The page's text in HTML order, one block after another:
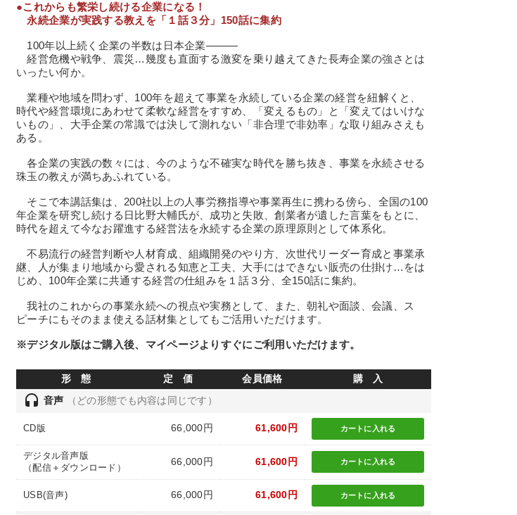
●これからも繁栄し続ける企業になる！
永続企業が実践する教えを「１話３分」150話に集約
100年以上続く企業の半数は日本企業―――
経営危機や戦争、震災…幾度も直面する激変を乗り越えてきた長寿企業の強さとは
いったい何か。
業種や地域を問わず、100年を超えて事業を永続している企業の経営を紐解くと、
時代や経営環境にあわせて柔軟な経営をすすめ、「変えるもの」と「変えてはいけな
いもの」、大手企業の常識では決して測れない「非合理で非効率」な取り組みさえも
ある。
各企業の実践の数々には、今のような不確実な時代を勝ち抜き、事業を永続させる
珠玉の教えが満ちあふれている。
そこで本講話集は、200社以上の人事労務指導や事業再生に携わる傍ら、全国の100
年企業を研究し続ける日比野大輔氏が、成功と失敗、創業者が遺した言葉をもとに、
時代を超えて今なお躍進する経営法を永続する企業の原理原則として体系化。
不易流行の経営判断や人材育成、組織開発のやり方、次世代リーダー育成と事業承
継、人が集まり地域から愛される知恵と工夫、大手にはできない販売の仕掛け…をは
じめ、100年企業に共通する経営の仕組みを１話３分、全150話に集約。
我社のこれからの事業永続への視点や実務として、また、朝礼や面談、会議、ス
ピーチにもそのまま使える話材集としてもご活用いただけます。
※デジタル版はご購入後、マイページよりすぐにご利用いただけます。
形 態 定 価 会員価格 購 入
headset 音声 （どの形態でも内容は同じです）
CD版 66,000円 61,600円 カートに 入れる
デジタル音声版
（配信＋ダウンロード）
66,000円 61,600円 カートに 入れる
USB(音声) 66,000円 61,600円 カートに 入れる